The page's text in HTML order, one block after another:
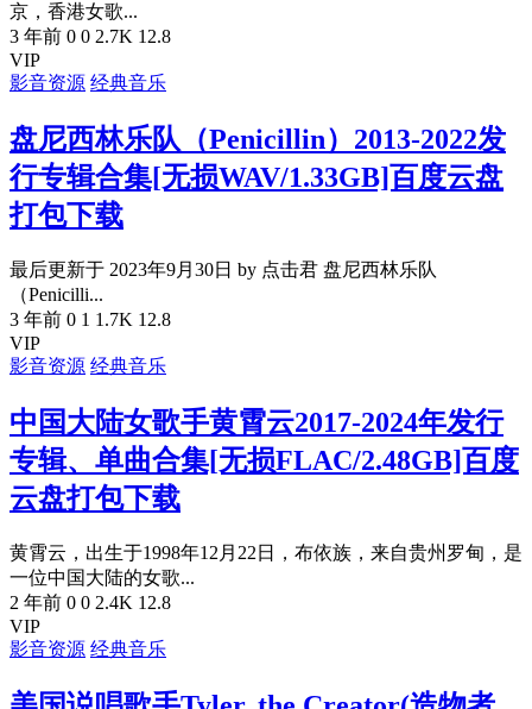
京，香港女歌...
3 年前 0 0 2.7K 12.8
VIP
影音资源 经典音乐
盘尼西林乐队（Penicillin）2013-2022发
行专辑合集[无损WAV/1.33GB]百度云盘
打包下载
最后更新于 2023年9月30日 by 点击君 盘尼西林乐队
（Penicilli...
3 年前 0 1 1.7K 12.8
VIP
影音资源 经典音乐
中国大陆女歌手黄霄云2017-2024年发行
专辑、单曲合集[无损FLAC/2.48GB]百度
云盘打包下载
黄霄云，出生于1998年12月22日，布依族，来自贵州罗甸，是
一位中国大陆的女歌...
2 年前 0 0 2.4K 12.8
VIP
影音资源 经典音乐